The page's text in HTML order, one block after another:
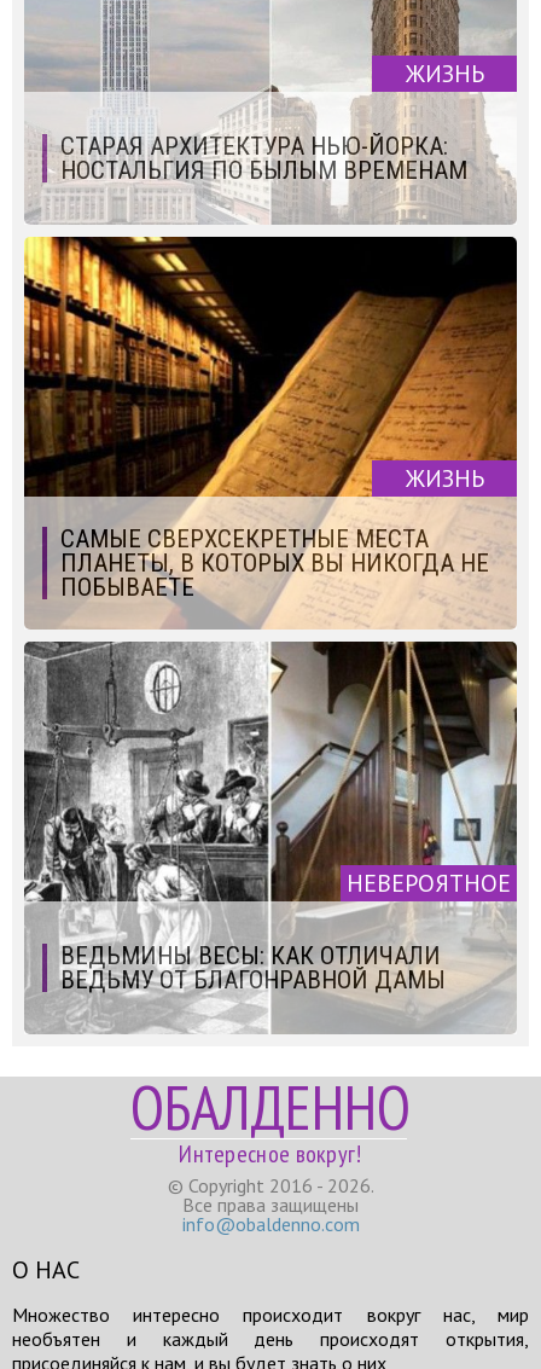
ЖИЗНЬ
СТАРАЯ АРХИТЕКТУРА НЬЮ-ЙОРКА:
НОСТАЛЬГИЯ ПО БЫЛЫМ ВРЕМЕНАМ
ЖИЗНЬ
САМЫЕ СВЕРХСЕКРЕТНЫЕ МЕСТА
ПЛАНЕТЫ, В КОТОРЫХ ВЫ НИКОГДА НЕ
ПОБЫВАЕТЕ
НЕВЕРОЯТНОЕ
ВЕДЬМИНЫ ВЕСЫ: КАК ОТЛИЧАЛИ
ВЕДЬМУ ОТ БЛАГОНРАВНОЙ ДАМЫ
ОБАЛДЕННО
Интересное вокруг!
© Copyright 2016 - 2026.
Все права защищены
info@obaldenno.com
О НАС
Множество интересно происходит вокруг нас, мир
необъятен и каждый день происходят открытия,
присоединяйся к нам, и вы будет знать о них